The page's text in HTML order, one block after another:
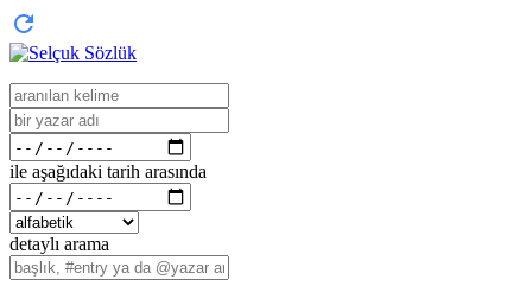
ile aşağıdaki tarih arasında
detaylı arama